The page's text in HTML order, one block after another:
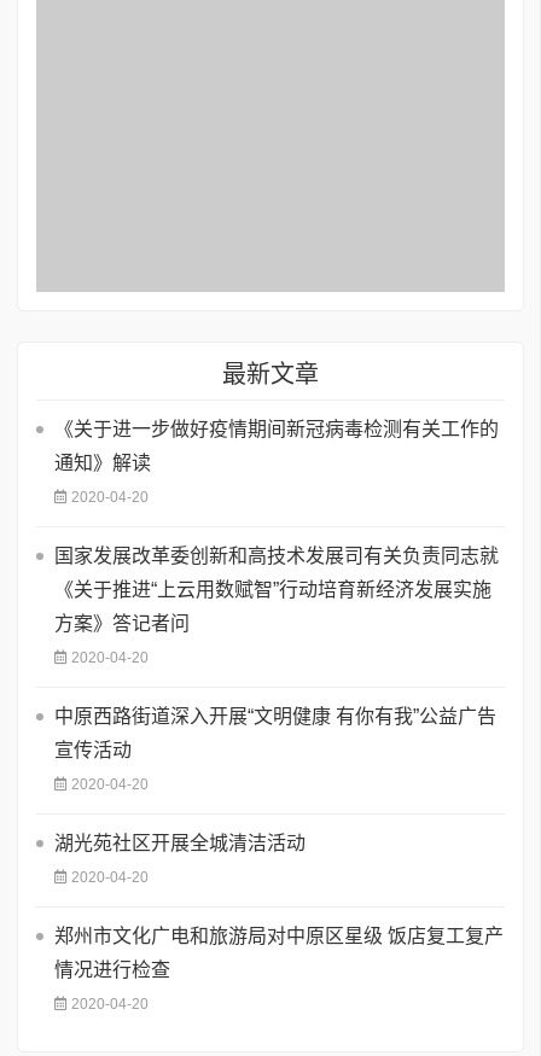
最新文章
《关于进一步做好疫情期间新冠病毒检测有关工作的
通知》解读
2020-04-20
国家发展改革委创新和高技术发展司有关负责同志就
《关于推进“上云用数赋智”行动培育新经济发展实施
方案》答记者问
2020-04-20
中原西路街道深入开展“文明健康 有你有我”公益广告
宣传活动
2020-04-20
湖光苑社区开展全城清洁活动
2020-04-20
郑州市文化广电和旅游局对中原区星级 饭店复工复产
情况进行检查
2020-04-20